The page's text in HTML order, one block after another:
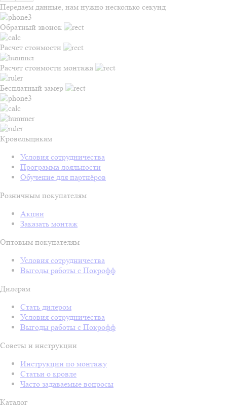
Передаем данные, нам нужно несколько секунд
Обратный звонок
Расчет стоимости
Расчет стоимости монтажа
Бесплатный замер
Кровельщикам
Условия сотрудничества
Программа лояльности
Обучение для партнёров
Розничным покупателям
Акции
Заказать монтаж
Оптовым покупателям
Условия сотрудничества
Выгоды работы с Покрофф
Дилерам
Стать дилером
Условия сотрудничества
Выгоды работы с Покрофф
Советы и инструкции
Инструкции по монтажу
Статьи о кровле
Часто задаваемые вопросы
Каталог